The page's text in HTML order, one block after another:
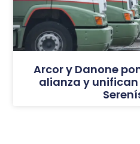
Arcor y Danone
alianza y unifican